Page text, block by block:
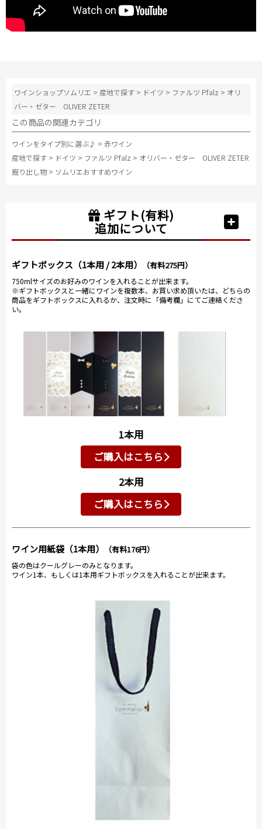
ワインショップソムリエ > 産地で探す > ドイツ > ファルツ Pfalz > オリ
バー・ゼター OLIVER ZETER
この商品の関連カテゴリ
ワインをタイプ別に選ぶ♪ > 赤ワイン
産地で探す > ドイツ > ファルツ Pfalz > オリバー・ゼター OLIVER ZETER
掘り出し物 > ソムリエおすすめワイン
ギフト(有料)
追加について
ギフトボックス（1本用 / 2本用） （有料275円）
750mlサイズのお好みのワインを入れることが出来ます。
※ギフトボックスと一緒にワインを複数本、お買い求め頂いたは、どちらの
商品をギフトボックスに入れるか、注文時に「備考欄」にてご連絡くださ
い。
1本用
ご購入はこちら
2本用
ご購入はこちら
ワイン用紙袋（1本用） （有料176円）
袋の色はクールグレーのみとなります。
ワイン1本、もしくは1本用ギフトボックスを入れることが出来ます。